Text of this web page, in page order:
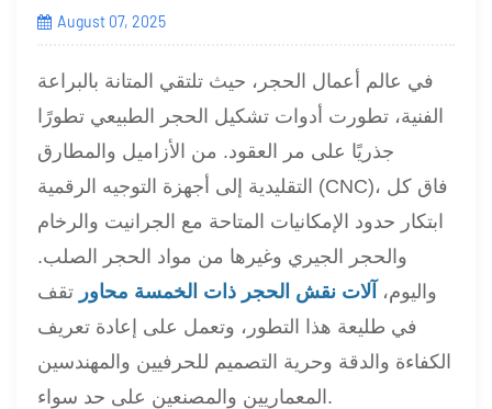
August 07, 2025
في عالم أعمال الحجر، حيث تلتقي المتانة بالبراعة
الفنية، تطورت أدوات تشكيل الحجر الطبيعي تطورًا
جذريًا على مر العقود. من الأزاميل والمطارق
التقليدية إلى أجهزة التوجيه الرقمية (CNC)، فاق كل
ابتكار حدود الإمكانيات المتاحة مع الجرانيت والرخام
والحجر الجيري وغيرها من مواد الحجر الصلب.
واليوم، آلات نقش الحجر ذات الخمسة محاور تقف
في طليعة هذا التطور، وتعمل على إعادة تعريف
الكفاءة والدقة وحرية التصميم للحرفيين والمهندسين
المعماريين والمصنعين على حد سواء.